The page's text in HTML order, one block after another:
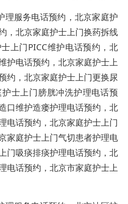
理服务电话预约，北京家庭护
，北京家庭护士上门换药拆线
上门PICC维护电话预约，北
护电话预约，北京家庭护士上
约，北京家庭护士上门更换尿
士上门膀胱冲洗护理电话预
口维护造瘘护理电话预约，北
电话预约，北京家庭护士上门
家庭护士上门气切患者护理电
门吸痰排痰护理电话预约，北
电话预约，北京市家庭护士上